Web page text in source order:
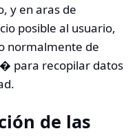
y en aras de
posible al usuario,
normalmente de
para recopilar datos
de las